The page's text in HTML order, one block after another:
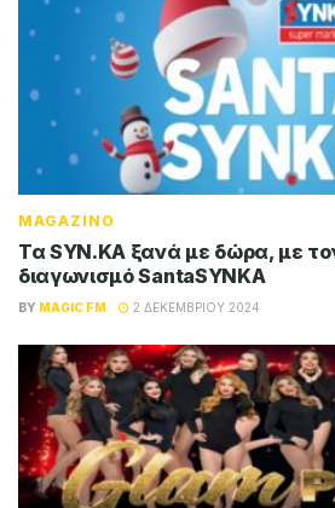
MAGAZINO
Τα SYN.KA ξανά με δώρα, με
διαγωνισμό SantaSYNKA
BY MAGIC FM 2 ΔΕΚΕΜΒΡΊΟΥ 2024